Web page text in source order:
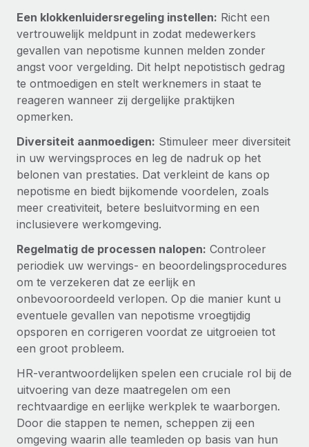
Een klokkenluidersregeling instellen: Richt een
vertrouwelijk meldpunt in zodat medewerkers
gevallen van nepotisme kunnen melden zonder
angst voor vergelding. Dit helpt nepotistisch gedrag
te ontmoedigen en stelt werknemers in staat te
reageren wanneer zij dergelijke praktijken
opmerken.
Diversiteit aanmoedigen: Stimuleer meer diversiteit
in uw wervingsproces en leg de nadruk op het
belonen van prestaties. Dat verkleint de kans op
nepotisme en biedt bijkomende voordelen, zoals
meer creativiteit, betere besluitvorming en een
inclusievere werkomgeving.
Regelmatig de processen nalopen: Controleer
periodiek uw wervings- en beoordelingsprocedures
om te verzekeren dat ze eerlijk en
onbevooroordeeld verlopen. Op die manier kunt u
eventuele gevallen van nepotisme vroegtijdig
opsporen en corrigeren voordat ze uitgroeien tot
een groot probleem.
HR-verantwoordelijken spelen een cruciale rol bij de
uitvoering van deze maatregelen om een
rechtvaardige en eerlijke werkplek te waarborgen.
Door die stappen te nemen, scheppen zij een
omgeving waarin alle teamleden op basis van hun